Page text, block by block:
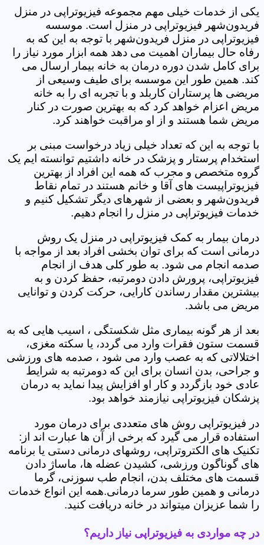
یکی از خدمات خیلی مهم مجموعه فیزیوتراپی در منزل
فریدون‌شهر فیزیوتراپی در منزل است. موسسه
فیزیوتراپی در منزل فریدون‌شهر با توجه به این که به
رفاه حال بیماران اهمیت می دهد همه ابزار مورد نیاز را
برای کامل شدن دوره درمان به خانه بیمار ارسال می
کند. همین طور این موسسه برای طیف وسیعی از
مریضی ها پرستاران کاربلد و با تجربه ای را به خانه
مریض اعزام خواهد کرد که به بهترین صورت در کنار
مریض شما هستند و از او مراقبت خواهند کرد.
با توجه به این که تعداد خیلی زیاد درخواست مبنی بر
استخدام پرستار و پزشک در خانه داشتیم توانسته ایم یک
گروه متخصص و مجرب که همه این افراد از بهترین
فیزیوتراپیست های آقا و خانم هستند در تمام نقاط
فریدون‌شهر و بعضی از شهرهای دیگر تشکیل کنیم و
خدمات فیزیوتراپی در منزل را انجام دهیم.
درمان بیمار به کمک فیزیوتراپی در منزل یک روش
درمانی است که برای توان بخشی افراد بعد از مواجه با
صدمه انجام می شود. به طور کلی هدف از انجام
فیزیوتراپی، پرورش دادن دومرتبه، حفظ کردن و به
بیشترین مقدار رساندن کارایی، حرکت کردن و توانایی
مریض می باشد.
بعد از هر گونه بیماری مثل شکستگی ، اسیب هایی که به
قسمت ستون فقرات وارد می گردد، یا سکته مغزی،
اختلالاتی که به عصب وارد می شود ، صدمه های ورزشی
و جراحی، بدن انسان برای این که دومرتبه به شرایط
عادی خود بازگردد و کار او افزایش پیدا نماید به درمان
پزشکان فیزیوتراپی نیازمند خواهد بود.
در فیزیوتراپی روش های متعددی برای درمان مورد
استفاده قرار می گیرد که برخی از آن ها عبارت اند از:
تکنیک های الکتروتراپی، روشهای درمانی دستی یا برنامه
های گوناگون ورزشی، کشیدن عضله ها، ماساژ دادن
قسمت های مختلف بدن، انجام طب سوزنی، گرما
درمانی و همین طور سرما درمانی.همه این انواع خدمات
را شما عزیزان میتواند در خانه دریافت کنید.
در چه مواردی به فیزیوتراپی نیاز داریم؟